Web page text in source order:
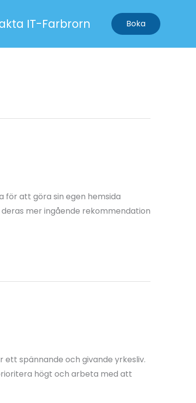
IT-Farbrorn Boka
för att göra sin egen hemsida
mer ingående rekommendation
spännande och givande yrkesliv.
högt och arbeta med att